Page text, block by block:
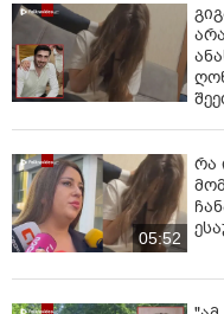
როგორც ჩანს, კრემლი
არაერთგვაროვანი
შიდა სამოქალაქო
შეუქცევადი გახადოს …"
05:52
რა